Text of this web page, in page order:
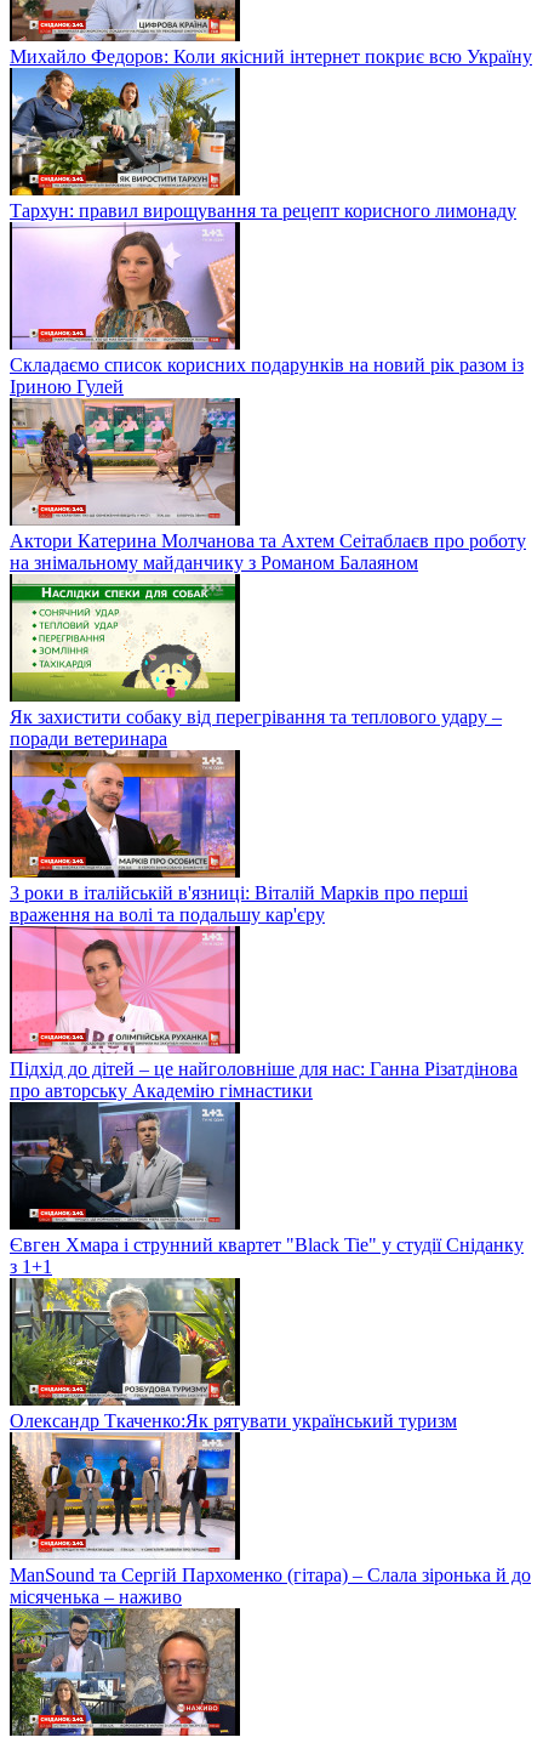
Михайло Федоров: Коли якісний інтернет покриє всю Україну
Тархун: правил вирощування та рецепт корисного лимонаду
Складаємо список корисних подарунків на новий рік разом із
Іриною Гулей
Актори Катерина Молчанова та Ахтем Сеітаблаєв про роботу
на знімальному майданчику з Романом Балаяном
Як захистити собаку від перегрівання та теплового удару –
поради ветеринара
3 роки в італійській в'язниці: Віталій Марків про перші
враження на волі та подальшу кар'єру
Підхід до дітей – це найголовніше для нас: Ганна Різатдінова
про авторську Академію гімнастики
Євген Хмара і струнний квартет "Black Tie" у студії Сніданку
з 1+1
Олександр Ткаченко:Як рятувати український туризм
ManSound та Сергій Пархоменко (гітара) – Слала зіронька й до
місяченька – наживо